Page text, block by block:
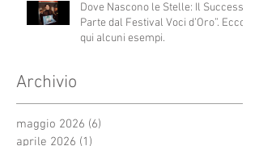
Dove Nascono le Stelle: Il Successo
Parte dal Festival Voci d’Oro”. Ecco
qui alcuni esempi.
Archivio
maggio 2026 (6)
aprile 2026 (1)